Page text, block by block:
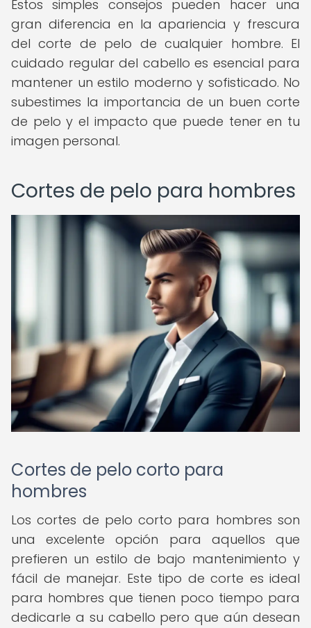
Estos simples consejos pueden hacer una
gran diferencia en la apariencia y frescura
del corte de pelo de cualquier hombre. El
cuidado regular del cabello es esencial para
mantener un estilo moderno y sofisticado. No
subestimes la importancia de un buen corte
de pelo y el impacto que puede tener en tu
imagen personal.
Cortes de pelo para hombres
Cortes de pelo corto para
hombres
Los cortes de pelo corto para hombres son
una excelente opción para aquellos que
prefieren un estilo de bajo mantenimiento y
fácil de manejar. Este tipo de corte es ideal
para hombres que tienen poco tiempo para
dedicarle a su cabello pero que aún desean